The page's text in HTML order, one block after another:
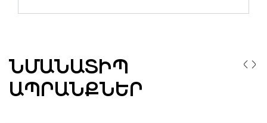
ՆՄԱՆԱՏԻՊ
ԱՊՐԱՆՔՆԵՐ